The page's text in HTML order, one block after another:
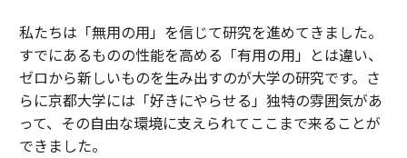
私たちは「無用の用」を信じて研究を進めてきました。
すでにあるものの性能を高める「有用の用」とは違い、
ゼロから新しいものを生み出すのが大学の研究です。さ
らに京都大学には「好きにやらせる」独特の雰囲気があ
って、その自由な環境に支えられてここまで来ることが
できました。